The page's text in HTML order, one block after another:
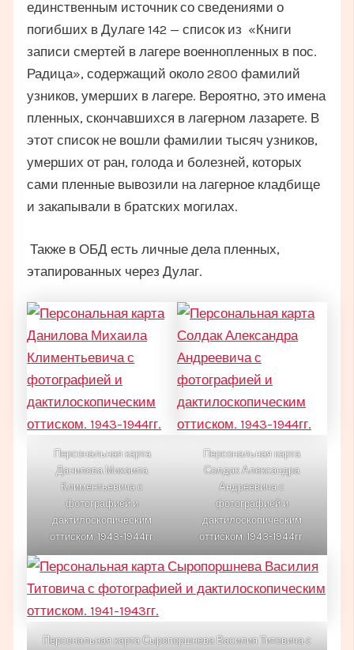
единственным источник со сведениями о
погибших в Дулаге 142 — список из «Книги
записи смертей в лагере военнопленных в пос.
Радица», содержащий около 2800 фамилий
узников, умерших в лагере. Вероятно, это имена
пленных, скончавшихся в лагерном лазарете. В
этот список не вошли фамилии тысяч узников,
умерших от ран, голода и болезней, которых
сами пленные вывозили на лагерное кладбище
и закапывали в братских могилах.
Также в ОБД есть личные дела пленных,
этапированных через Дулаг.
Персональная карта
Данилова Михаила
Климентьевича с
фотографией и
дактилоскопическим
оттиском. 1943-1944гг.
Персональная карта
Солдак Александра
Андреевича с
фотографией и
дактилоскопическим
оттиском. 1943-1944гг.
Персональная карта Сыропоршнева Василия Титовича с